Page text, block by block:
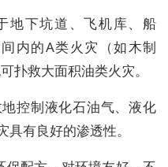
地下坑道、飞机库、船
内的A类火灾（如木制
扑救大面积油类火灾。
控制液化石油气、液化
有良好的渗透性。